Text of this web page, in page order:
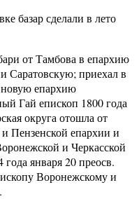
базар сделали в лето
от Тамбова в епархию
Саратовскую; приехал в
епархию
Гай епископ 1800 года
округа отошла от
Пензенской епархии и
и Черкасской
года января 20 преосв.
Воронежскому и